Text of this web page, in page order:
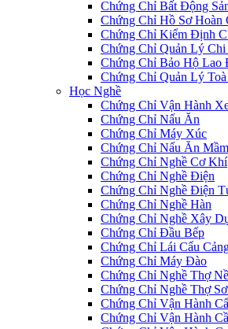
Chứng Chỉ Bất Động
Chứng Chỉ Hồ Sơ Hoàn
Chứng Chỉ Kiểm Định
Chứng Chỉ Quản Lý Chi
Chứng Chỉ Bảo Hộ
Chứng Chỉ Quản Lý
Học Nghề
Chứng Chỉ Vận Hành
Chứng Chỉ Nấu Ăn
Chứng Chỉ Máy Xúc
Chứng Chỉ Nấu Ăn
Chứng Chỉ Nghề Cơ Khí
Chứng Chỉ Nghề Điện
Chứng Chỉ Nghề Điện
Chứng Chỉ Nghề Hàn
Chứng Chỉ Nghề Xây
Chứng Chỉ Đầu Bếp
Chứng Chỉ Lái Cẩu
Chứng Chỉ Máy Đào
Chứng Chỉ Nghề Thợ Nề
Chứng Chỉ Nghề Thợ
Chứng Chỉ Vận Hành
Chứng Chỉ Vận Hành